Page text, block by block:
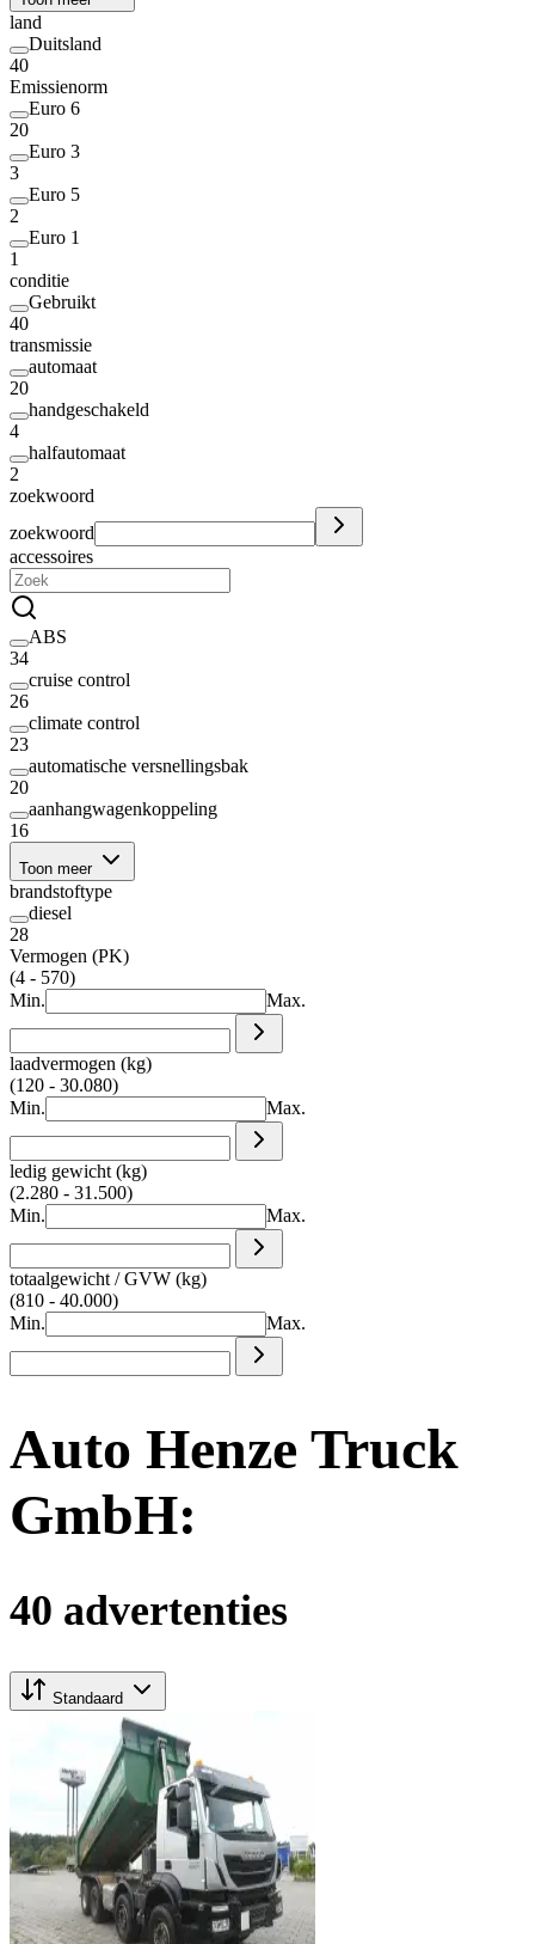
land
Duitsland
40
Emissienorm
Euro 6
20
Euro 3
3
Euro 5
2
Euro 1
1
conditie
Gebruikt
40
transmissie
automaat
20
handgeschakeld
4
halfautomaat
2
zoekwoord
zoekwoord
accessoires
ABS
34
cruise control
26
climate control
23
automatische versnellingsbak
20
aanhangwagenkoppeling
16
Toon meer
brandstoftype
diesel
28
Vermogen (PK)
(4 - 570)
Min.
Max.
laadvermogen (kg)
(120 - 30.080)
Min.
Max.
ledig gewicht (kg)
(2.280 - 31.500)
Min.
Max.
totaalgewicht / GVW (kg)
(810 - 40.000)
Min.
Max.
Auto Henze Truck
GmbH:
40 advertenties
Standaard